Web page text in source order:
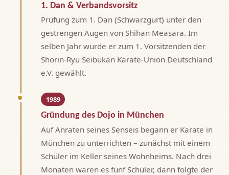
1. Dan & Verbandsvorsitz
Prüfung zum 1. Dan (Schwarzgurt) unter den
gestrengen Augen von Shihan Measara. Im
selben Jahr wurde er zum 1. Vorsitzenden der
Shorin-Ryu Seibukan Karate-Union Deutschland
e.V. gewählt.
1989
Gründung des Dojo in München
Auf Anraten seines Senseis begann er Karate in
München zu unterrichten – zunächst mit einem
Schüler im Keller seines Wohnheims. Nach drei
Monaten waren es fünf Schüler, dann folgte der